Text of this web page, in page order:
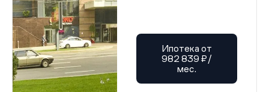
Ипотека от
982 839 ₽/
мес.